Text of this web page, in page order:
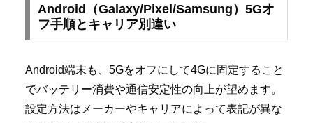
Android（Galaxy/Pixel/Samsung）5Gオ
フ手順とキャリア別違い
Android端末も、5Gをオフにして4Gに固定すること
でバッテリー消費や通信安定性の向上が望めます。
設定方法はメーカーやキャリアによって表記が異な